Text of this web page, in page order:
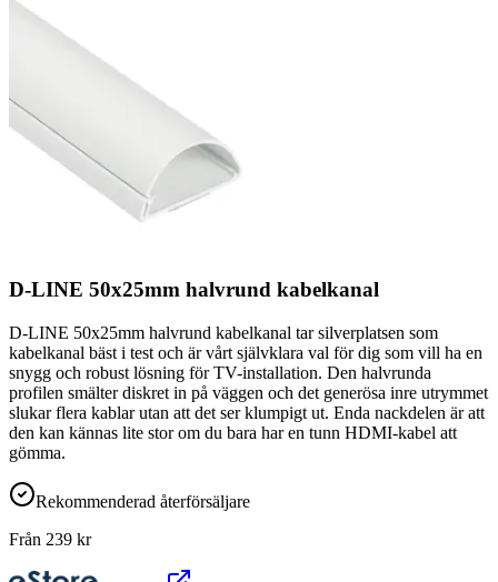
D-LINE 50x25mm halvrund kabelkanal
D-LINE 50x25mm halvrund kabelkanal tar silverplatsen som
kabelkanal bäst i test och är vårt självklara val för dig som vill ha en
snygg och robust lösning för TV-installation. Den halvrunda
profilen smälter diskret in på väggen och det generösa inre utrymmet
slukar flera kablar utan att det ser klumpigt ut. Enda nackdelen är att
den kan kännas lite stor om du bara har en tunn HDMI-kabel att
gömma.
Rekommenderad återförsäljare
Från 239 kr